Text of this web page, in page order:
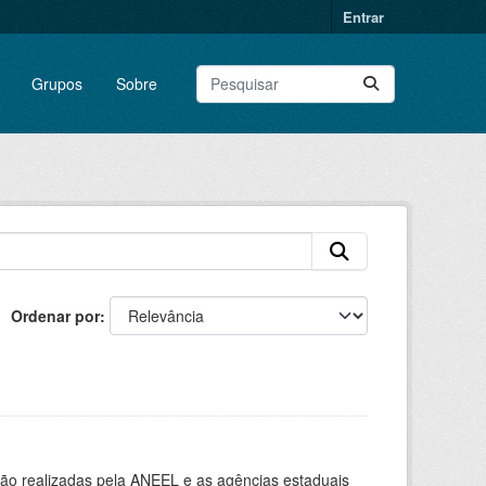
Entrar
Grupos Sobre
Ordenar por
realizadas pela ANEEL e as agências estaduais